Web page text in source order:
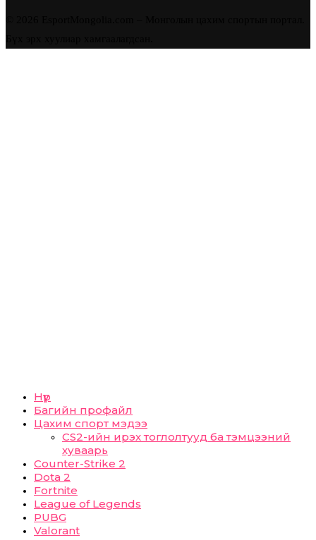
Нүүр
Багийн профайл
Цахим спорт мэдээ
CS2-ийн ирэх тоглолтууд ба тэмцээний
хуваарь
Counter-Strike 2
Dota 2
Fortnite
League of Legends
PUBG
Valorant